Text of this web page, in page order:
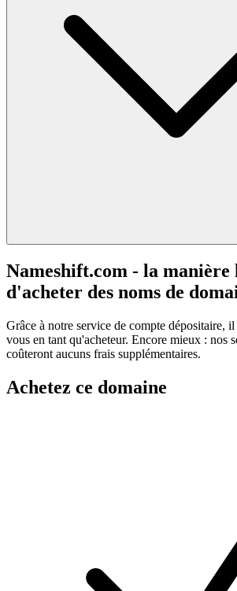
Nameshift.com - la manière
d'acheter des noms de
Grâce à notre service de compte dépositaire,
vous en tant qu'acheteur. Encore mieux : nos
coûteront aucuns frais supplémentaires.
Achetez ce domaine